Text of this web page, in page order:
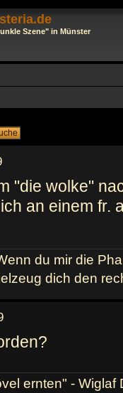
Szene" in Münster
"die wolke"
an einem fr.
du mir die
dich den
ernten" - Wiglaf